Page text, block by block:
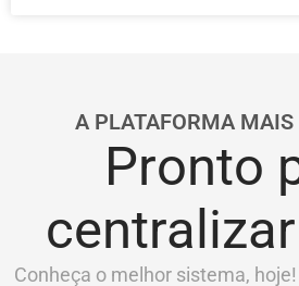
A PLATAFORMA
Pronto
Conheça o melhor sistema,